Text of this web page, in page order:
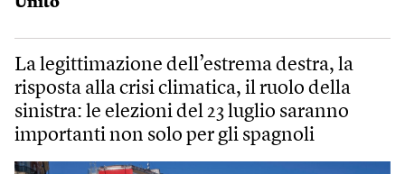
La legittimazione dell’estrema destra, la
risposta alla crisi climatica, il ruolo della
sinistra: le elezioni del 23 luglio saranno
importanti non solo per gli spagnoli